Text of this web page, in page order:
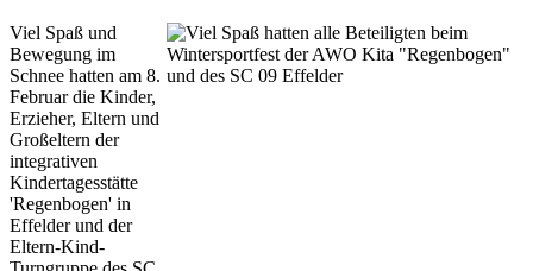
Viel Spaß und
Bewegung im
Schnee hatten am 8.
Februar die Kinder,
Erzieher, Eltern und
Großeltern der
integrativen
Kindertagesstätte
'Regenbogen' in
Effelder und der
Eltern-Kind-